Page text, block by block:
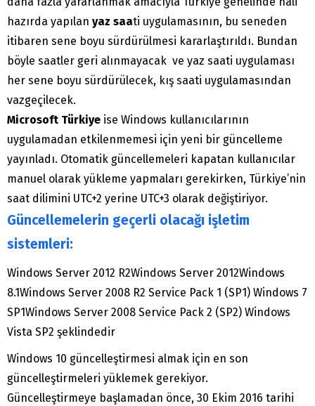
hazırda yapılan yaz saati uygulamasının, bu seneden
itibaren sene boyu sürdürülmesi kararlaştırıldı. Bundan
böyle saatler geri alınmayacak ve yaz saati uygulaması
her sene boyu sürdürülecek, kış saati uygulamasından
vazgeçilecek.
Microsoft Türkiye ise Windows kullanıcılarının
uygulamadan etkilenmemesi için yeni bir güncelleme
yayınladı. Otomatik güncellemeleri kapatan kullanıcılar
manuel olarak yükleme yapmaları gerekirken, Türkiye’nin
saat dilimini UTC+2 yerine UTC+3 olarak değiştiriyor.
Güncellemelerin geçerli olacağı işletim
sistemleri:
Windows Server 2012 R2Windows Server 2012Windows
8.1Windows Server 2008 R2 Service Pack 1 (SP1) Windows 7
SP1Windows Server 2008 Service Pack 2 (SP2) Windows
Vista SP2 şeklindedir
Windows 10 güncelleştirmesi almak için en son
güncelleştirmeleri yüklemek gerekiyor.
Güncelleştirmeye başlamadan önce, 30 Ekim 2016 tarihi